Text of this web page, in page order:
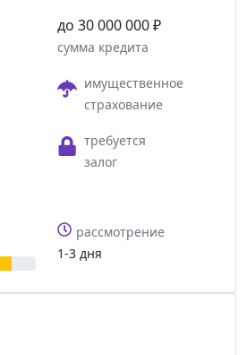
до 30 000 000 ₽
сумма кредита
имущественное
страхование
требуется
залог
рассмотрение
1-3 дня